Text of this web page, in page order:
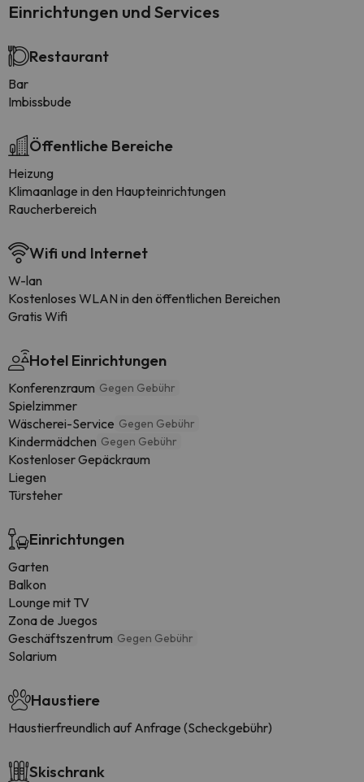
Einrichtungen und Services
Restaurant
Bar
Imbissbude
Öffentliche Bereiche
Heizung
Klimaanlage in den Haupteinrichtungen
Raucherbereich
Wifi und Internet
W-lan
Kostenloses WLAN in den öffentlichen Bereichen
Gratis Wifi
Hotel Einrichtungen
Konferenzraum Gegen Gebühr
Spielzimmer
Wäscherei-Service Gegen Gebühr
Kindermädchen Gegen Gebühr
Kostenloser Gepäckraum
Liegen
Türsteher
Einrichtungen
Garten
Balkon
Lounge mit TV
Zona de Juegos
Geschäftszentrum Gegen Gebühr
Solarium
Haustiere
Haustierfreundlich auf Anfrage (Scheckgebühr)
Skischrank